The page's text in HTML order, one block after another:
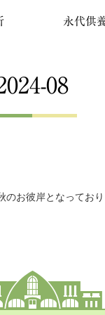
永代供
08
お彼岸となってお